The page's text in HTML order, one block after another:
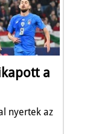
a
nyertek az